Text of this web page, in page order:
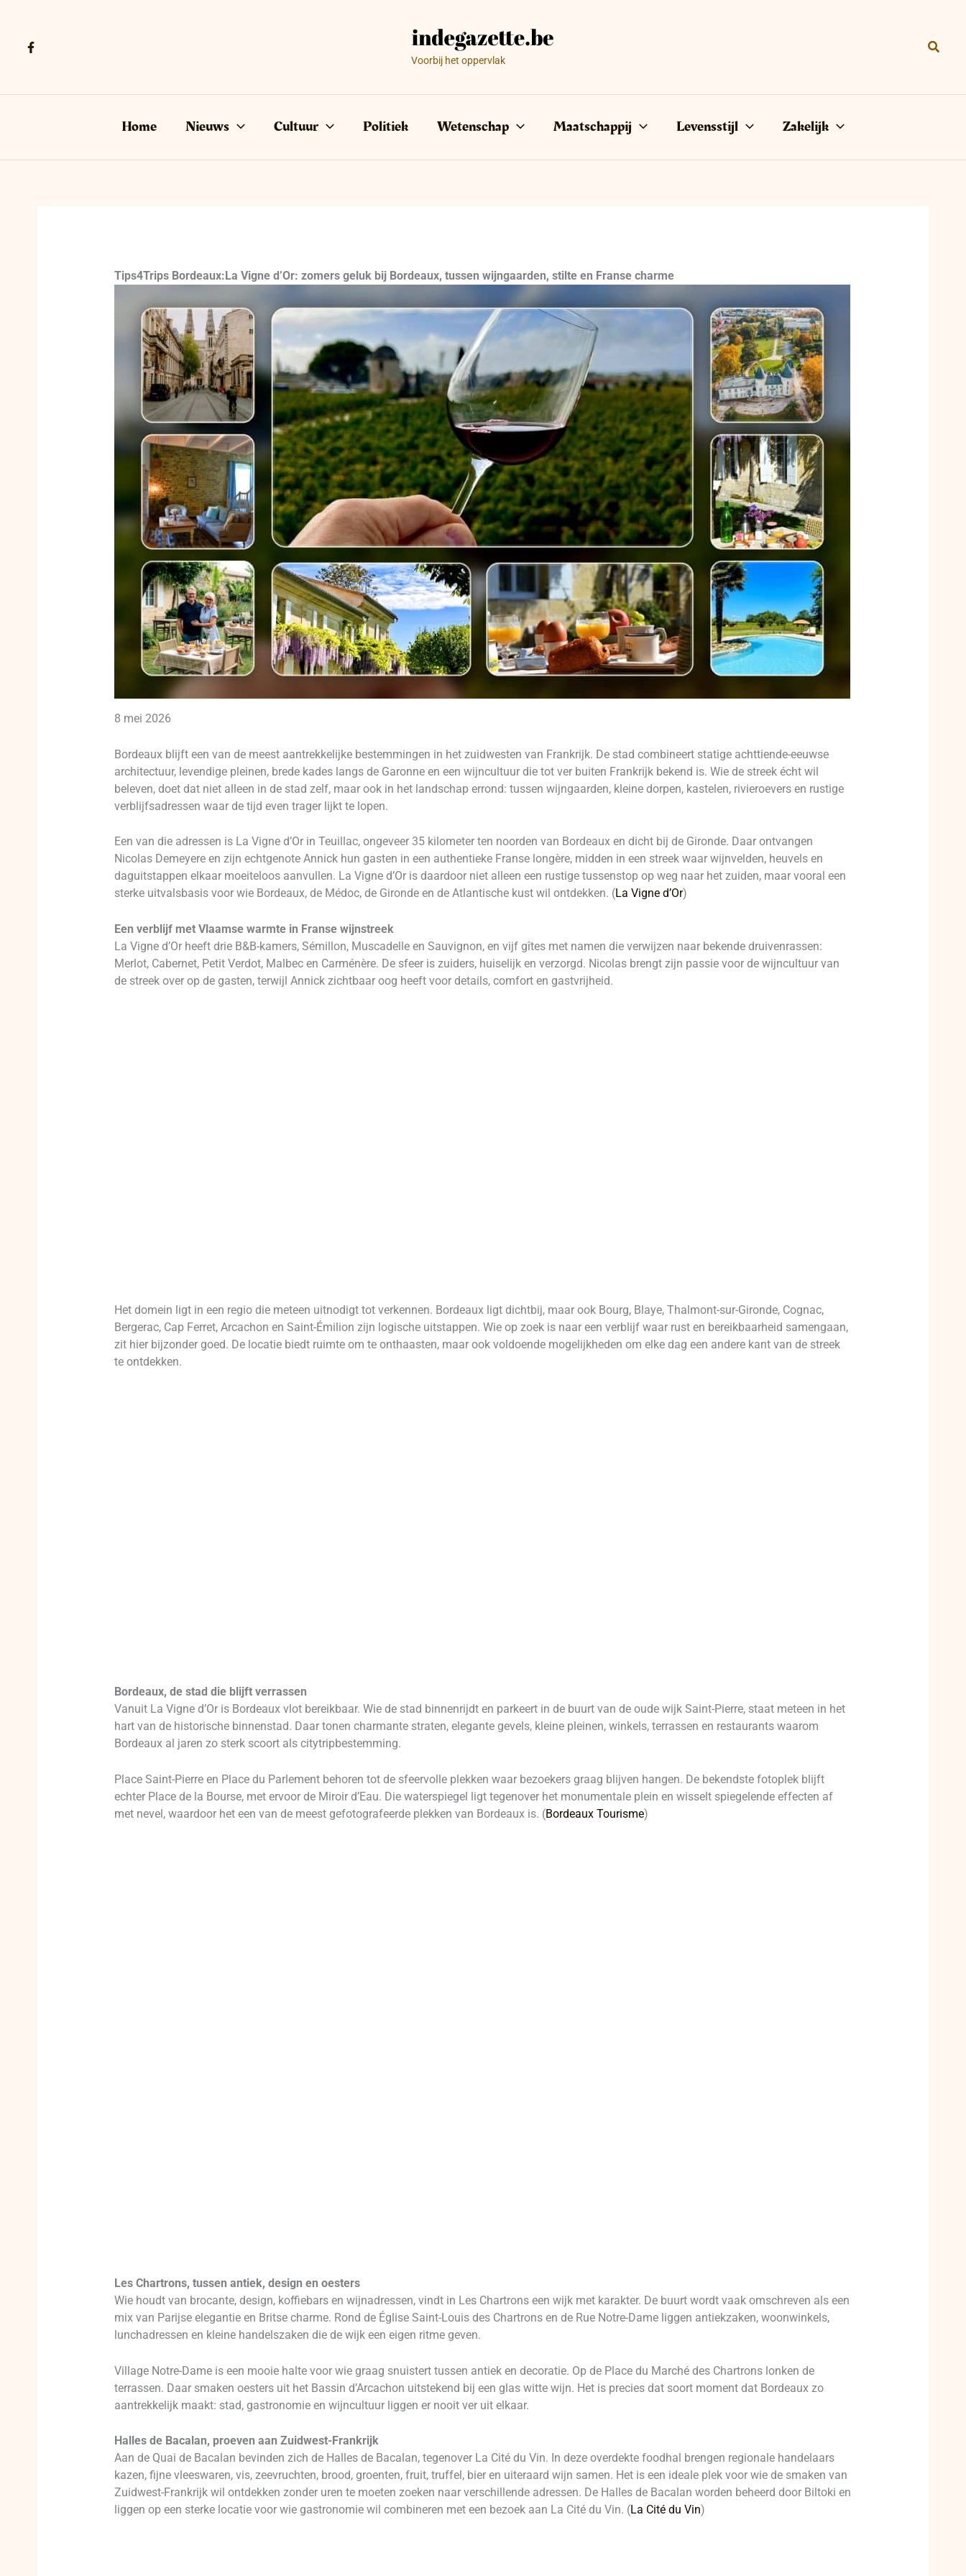
Voorbij het oppervlak
Home Nieuws Cultuur Politiek Wetenschap Maatschappij Levensstijl Zakelijk
Tips4Trips Bordeaux:La Vigne d’Or: zomers geluk bij Bordeaux, tussen wijngaarden, stilte en Franse charme
8 mei 2026
Bordeaux blijft een van de meest aantrekkelijke bestemmingen in het zuidwesten van Frankrijk. De stad combineert statige achttiende-eeuwse
architectuur, levendige pleinen, brede kades langs de Garonne en een wijncultuur die tot ver buiten Frankrijk bekend is. Wie de streek écht wil
beleven, doet dat niet alleen in de stad zelf, maar ook in het landschap errond: tussen wijngaarden, kleine dorpen, kastelen, rivieroevers en rustige
verblijfsadressen waar de tijd even trager lijkt te lopen.
Een van die adressen is La Vigne d’Or in Teuillac, ongeveer 35 kilometer ten noorden van Bordeaux en dicht bij de Gironde. Daar ontvangen
Nicolas Demeyere en zijn echtgenote Annick hun gasten in een authentieke Franse longère, midden in een streek waar wijnvelden, heuvels en
daguitstappen elkaar moeiteloos aanvullen. La Vigne d’Or is daardoor niet alleen een rustige tussenstop op weg naar het zuiden, maar vooral een
sterke uitvalsbasis voor wie Bordeaux, de Médoc, de Gironde en de Atlantische kust wil ontdekken. (La Vigne d’Or)
Een verblijf met Vlaamse warmte in Franse wijnstreek
La Vigne d’Or heeft drie B&B-kamers, Sémillon, Muscadelle en Sauvignon, en vijf gîtes met namen die verwijzen naar bekende druivenrassen:
Merlot, Cabernet, Petit Verdot, Malbec en Carménère. De sfeer is zuiders, huiselijk en verzorgd. Nicolas brengt zijn passie voor de wijncultuur van
de streek over op de gasten, terwijl Annick zichtbaar oog heeft voor details, comfort en gastvrijheid.
Het domein ligt in een regio die meteen uitnodigt tot verkennen. Bordeaux ligt dichtbij, maar ook Bourg, Blaye, Thalmont-sur-Gironde, Cognac,
Bergerac, Cap Ferret, Arcachon en Saint-Émilion zijn logische uitstappen. Wie op zoek is naar een verblijf waar rust en bereikbaarheid samengaan,
zit hier bijzonder goed. De locatie biedt ruimte om te onthaasten, maar ook voldoende mogelijkheden om elke dag een andere kant van de streek
te ontdekken.
Bordeaux, de stad die blijft verrassen
Vanuit La Vigne d’Or is Bordeaux vlot bereikbaar. Wie de stad binnenrijdt en parkeert in de buurt van de oude wijk Saint-Pierre, staat meteen in het
hart van de historische binnenstad. Daar tonen charmante straten, elegante gevels, kleine pleinen, winkels, terrassen en restaurants waarom
Bordeaux al jaren zo sterk scoort als citytripbestemming.
Place Saint-Pierre en Place du Parlement behoren tot de sfeervolle plekken waar bezoekers graag blijven hangen. De bekendste fotoplek blijft
echter Place de la Bourse, met ervoor de Miroir d’Eau. Die waterspiegel ligt tegenover het monumentale plein en wisselt spiegelende effecten af
met nevel, waardoor het een van de meest gefotografeerde plekken van Bordeaux is. (Bordeaux Tourisme)
Les Chartrons, tussen antiek, design en oesters
Wie houdt van brocante, design, koffiebars en wijnadressen, vindt in Les Chartrons een wijk met karakter. De buurt wordt vaak omschreven als een
mix van Parijse elegantie en Britse charme. Rond de Église Saint-Louis des Chartrons en de Rue Notre-Dame liggen antiekzaken, woonwinkels,
lunchadressen en kleine handelszaken die de wijk een eigen ritme geven.
Village Notre-Dame is een mooie halte voor wie graag snuistert tussen antiek en decoratie. Op de Place du Marché des Chartrons lonken de
terrassen. Daar smaken oesters uit het Bassin d’Arcachon uitstekend bij een glas witte wijn. Het is precies dat soort moment dat Bordeaux zo
aantrekkelijk maakt: stad, gastronomie en wijncultuur liggen er nooit ver uit elkaar.
Halles de Bacalan, proeven aan Zuidwest-Frankrijk
Aan de Quai de Bacalan bevinden zich de Halles de Bacalan, tegenover La Cité du Vin. In deze overdekte foodhal brengen regionale handelaars
kazen, fijne vleeswaren, vis, zeevruchten, brood, groenten, fruit, truffel, bier en uiteraard wijn samen. Het is een ideale plek voor wie de smaken van
Zuidwest-Frankrijk wil ontdekken zonder uren te moeten zoeken naar verschillende adressen. De Halles de Bacalan worden beheerd door Biltoki en
liggen op een sterke locatie voor wie gastronomie wil combineren met een bezoek aan La Cité du Vin. (La Cité du Vin)